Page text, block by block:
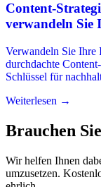
Content-
verwandeln Sie
Verwandeln Sie Ihre
durchdachte
Schlüssel für
Weiterlesen →
Brauchen
Wir helfen Ihnen
umzusetzen.